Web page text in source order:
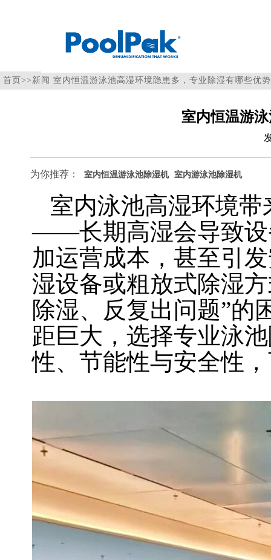
首页 >> 新闻 室内恒温游泳池高湿环境隐患多，专业除湿有哪些优
室内恒温游
为你推荐： 室内恒温游泳池除湿机 室内游泳池除湿机
室内泳池高湿环境带
——长期高湿会导致设
加运营成本，甚至引
湿设备或粗放式除湿
除湿、反复出问题”的
距巨大，选择专业泳
性、节能性与安全性